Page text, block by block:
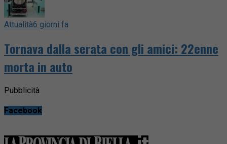
Attualità6 giorni fa
Tornava dalla serata con gli amici: 22enne
morta in auto
Pubblicità
Facebook